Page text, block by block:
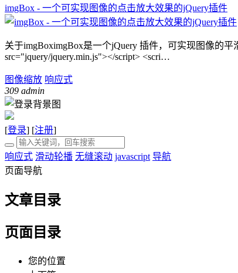
imgBox - 一个可实现图像的点击放大效果的jQuery插件
关于imgBoximgBox是一个jQuery 插件，可实现图像的
src="jquery/jquery.min.js"></script> <scri…
图像缩放 响应式
309 admin
[登录] [注册]
响应式 滑动轮播 无缝滚动 javascript 导航
页面导航
文章目录
页面目录
您的位置